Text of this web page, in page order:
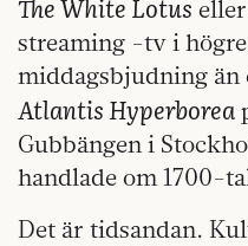
The White Lotus
streaming -tv i
middagsbjudning än
Atlantis Hyperborea
Gubbängen i
handlade om 1700-
Det är tidsandan.